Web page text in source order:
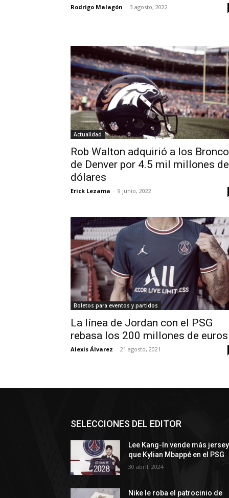
Rodrigo Malagón - 3 agosto, 2022
Actualidad
Rob Walton adquirió a los
de Denver por 4.5 mil millones de
dólares
Erick Lezama - 9 junio, 2022
Boletos para eventos y partidos
La línea de Jordan con el PSG
rebasa los 200 millones de euros
Alexis Álvarez - 21 agosto, 2021
SELECCIONES DEL EDITOR
Lee Kang-In vende más
que Kylian Mbappé en el PSG
30 abril, 2024
Nike le roba el patrocinio de